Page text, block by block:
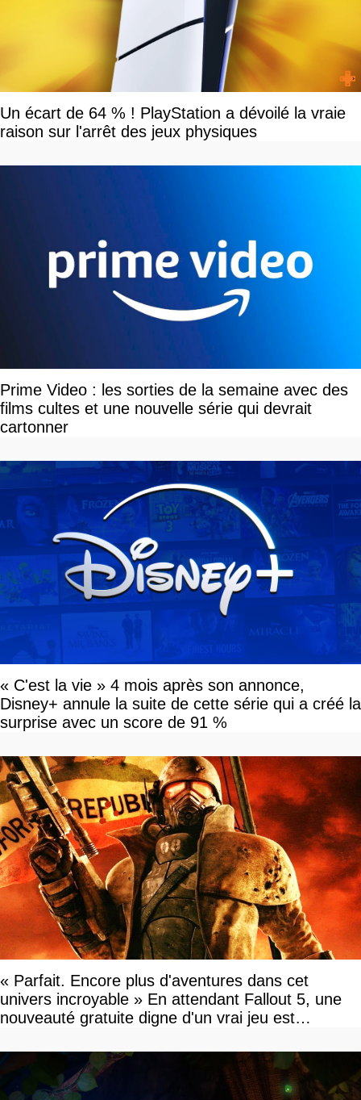
Un écart de 64 % ! PlayStation a dévoilé la vraie
raison sur l'arrêt des jeux physiques
Prime Video : les sorties de la semaine avec des
films cultes et une nouvelle série qui devrait
cartonner
« C'est la vie » 4 mois après son annonce,
Disney+ annule la suite de cette série qui a créé la
surprise avec un score de 91 %
« Parfait. Encore plus d'aventures dans cet
univers incroyable » En attendant Fallout 5, une
nouveauté gratuite digne d'un vrai jeu est